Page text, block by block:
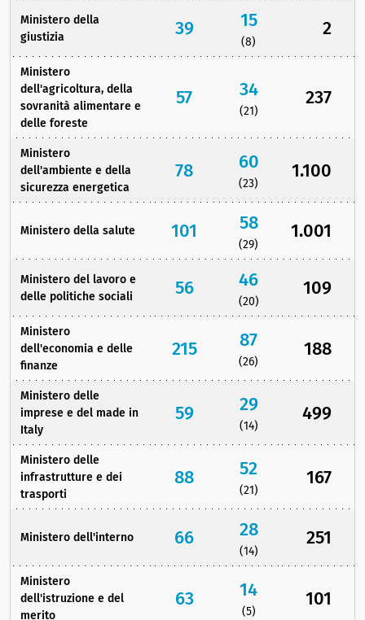
Ministero della
giustizia
39 15
(8)
2
Ministero
dell'agricoltura, della
sovranità alimentare e
delle foreste
57 34
(21)
237
Ministero
dell'ambiente e della
sicurezza energetica
78 60
(23)
1.100
Ministero della salute 101 58
(29)
1.001
Ministero del lavoro e
delle politiche sociali
56 46
(20)
109
Ministero
dell'economia e delle
finanze
215 87
(26)
188
Ministero delle
imprese e del made in
Italy
59 29
(14)
499
Ministero delle
infrastrutture e dei
trasporti
88 52
(21)
167
Ministero dell'interno 66 28
(14)
251
Ministero
dell'istruzione e del
merito
63 14
(5)
101